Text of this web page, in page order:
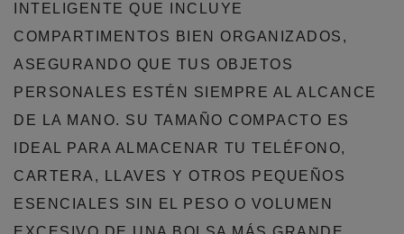
INTELIGENTE QUE INCLUYE
COMPARTIMENTOS BIEN ORGANIZADOS,
ASEGURANDO QUE TUS OBJETOS
PERSONALES ESTÉN SIEMPRE AL ALCANCE
DE LA MANO. SU TAMAÑO COMPACTO ES
IDEAL PARA ALMACENAR TU TELÉFONO,
CARTERA, LLAVES Y OTROS PEQUEÑOS
ESENCIALES SIN EL PESO O VOLUMEN